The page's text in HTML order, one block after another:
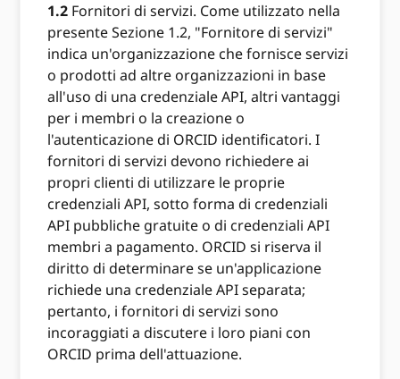
1.2 Fornitori di servizi. Come utilizzato nella
presente Sezione 1.2, "Fornitore di servizi"
indica un'organizzazione che fornisce servizi
o prodotti ad altre organizzazioni in base
all'uso di una credenziale API, altri vantaggi
per i membri o la creazione o
l'autenticazione di ORCID identificatori. I
fornitori di servizi devono richiedere ai
propri clienti di utilizzare le proprie
credenziali API, sotto forma di credenziali
API pubbliche gratuite o di credenziali API
membri a pagamento. ORCID si riserva il
diritto di determinare se un'applicazione
richiede una credenziale API separata;
pertanto, i fornitori di servizi sono
incoraggiati a discutere i loro piani con
ORCID prima dell'attuazione.